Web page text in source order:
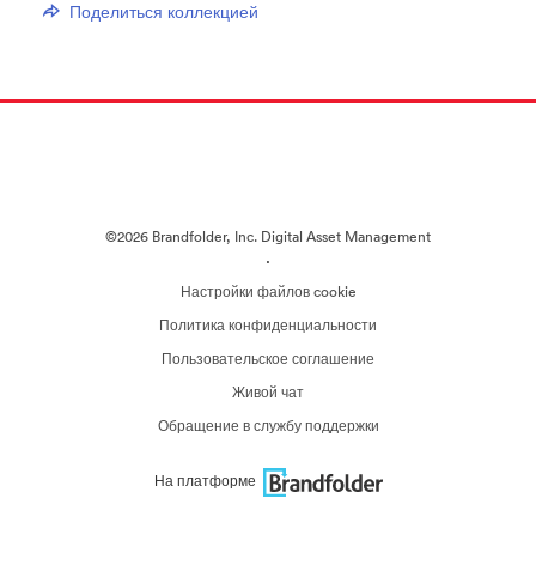
Поделиться коллекцией
©2026 Brandfolder, Inc. Digital Asset Management
·
Настройки файлов cookie
Политика конфиденциальности
Пользовательское соглашение
Живой чат
Обращение в службу поддержки
На платформе